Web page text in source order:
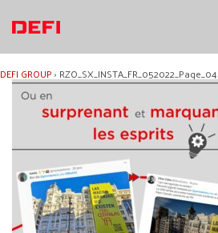
contenu
DEFI GROUP› RZO_SX_INSTA_FR_052022_Page_04